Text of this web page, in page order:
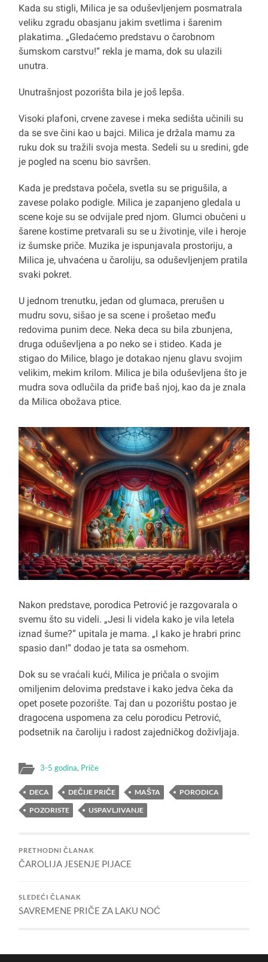
Kada su stigli, Milica je sa oduševljenjem posmatrala
veliku zgradu obasjanu jakim svetlima i šarenim
plakatima. „Gledaćemo predstavu o čarobnom
šumskom carstvu!“ rekla je mama, dok su ulazili
unutra.
Unutrašnjost pozorišta bila je još lepša.
Visoki plafoni, crvene zavese i meka sedišta učinili su
da se sve čini kao u bajci. Milica je držala mamu za
ruku dok su tražili svoja mesta. Sedeli su u sredini, gde
je pogled na scenu bio savršen.
Kada je predstava počela, svetla su se prigušila, a
zavese polako podigle. Milica je zapanjeno gledala u
scene koje su se odvijale pred njom. Glumci obučeni u
šarene kostime pretvarali su se u životinje, vile i heroje
iz šumske priče. Muzika je ispunjavala prostoriju, a
Milica je, uhvaćena u čaroliju, sa oduševljenjem pratila
svaki pokret.
U jednom trenutku, jedan od glumaca, prerušen u
mudru sovu, sišao je sa scene i prošetao među
redovima punim dece. Neka deca su bila zbunjena,
druga oduševljena a po neko se i stideo. Kada je
stigao do Milice, blago je dotakao njenu glavu svojim
velikim, mekim krilom. Milica je bila oduševljena što je
mudra sova odlučila da priđe baš njoj, kao da je znala
da Milica obožava ptice.
Nakon predstave, porodica Petrović je razgovarala o
svemu što su videli. „Jesi li videla kako je vila letela
iznad šume?“ upitala je mama. „I kako je hrabri princ
spasio dan!“ dodao je tata sa osmehom.
Dok su se vraćali kući, Milica je pričala o svojim
omiljenim delovima predstave i kako jedva čeka da
opet posete pozorište. Taj dan u pozorištu postao je
dragocena uspomena za celu porodicu Petrović,
podsetnik na čaroliju i radost zajedničkog doživljaja.
3-5 godina, Priče
DECA DEČIJE PRIČE MAŠTA
PORODICA
POZORISTE
USPAVLJIVANJE
PRETHODNI ČLANAK
ČAROLIJA JESENJE PIJACE
SLEDEĆI ČLANAK
SAVREMENE PRIČE ZA LAKU NOĆ